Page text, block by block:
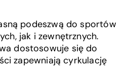
podeszwą do sportów
jak i zewnętrznych.
dostosowuje się do
zapewniają cyrkulację